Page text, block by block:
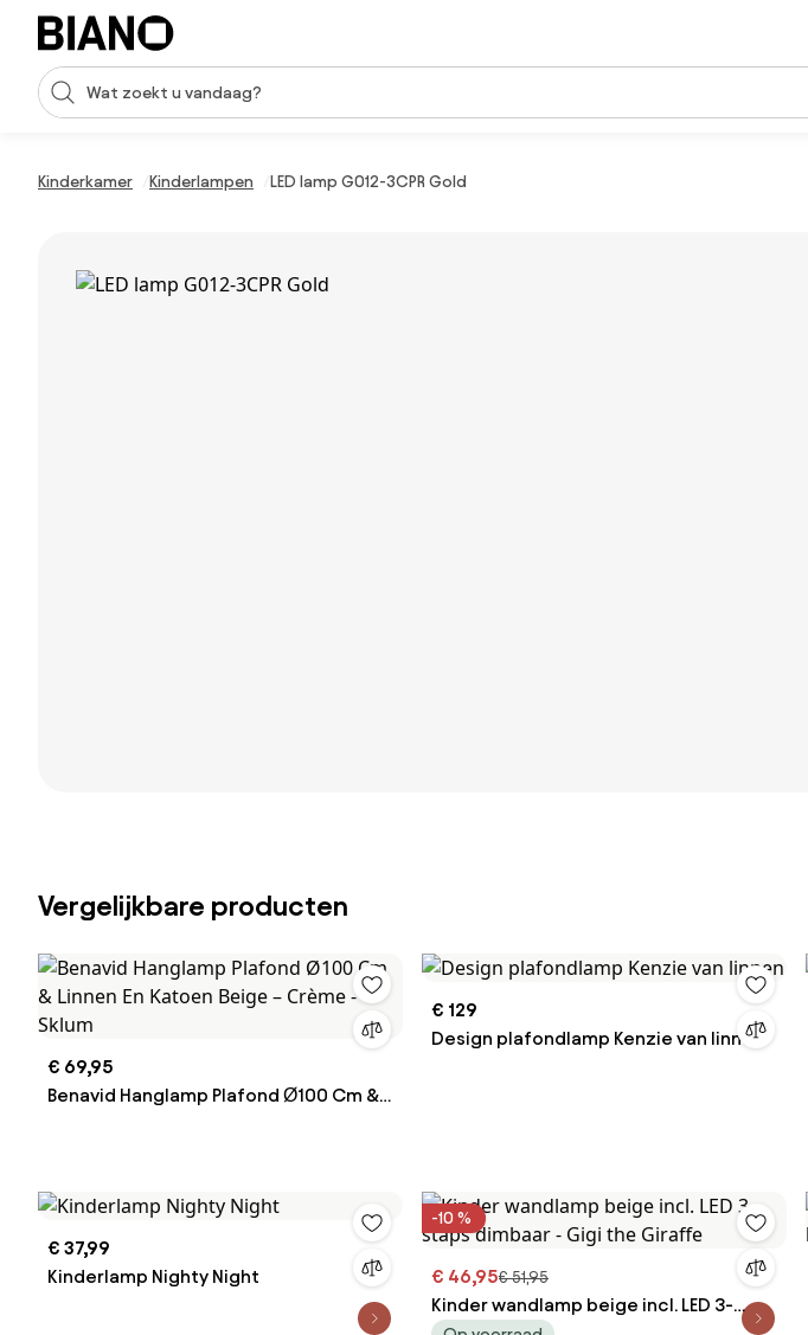
Navigatie overslaan, naar inhoud springen
Zoekopdracht invoeren
Kinderkamer Kinderlampen LED lamp G012-3CPR Gold
Vergelijkbare producten
€ 69,95
Benavid Hanglamp Plafond Ø100 Cm &
€ 129
Design plafondlamp Kenzie van linnen
€ 37,99
Kinderlamp Nighty Night
-10 %
€ 46,95€ 51,95
Kinder wandlamp beige incl. LED 3-